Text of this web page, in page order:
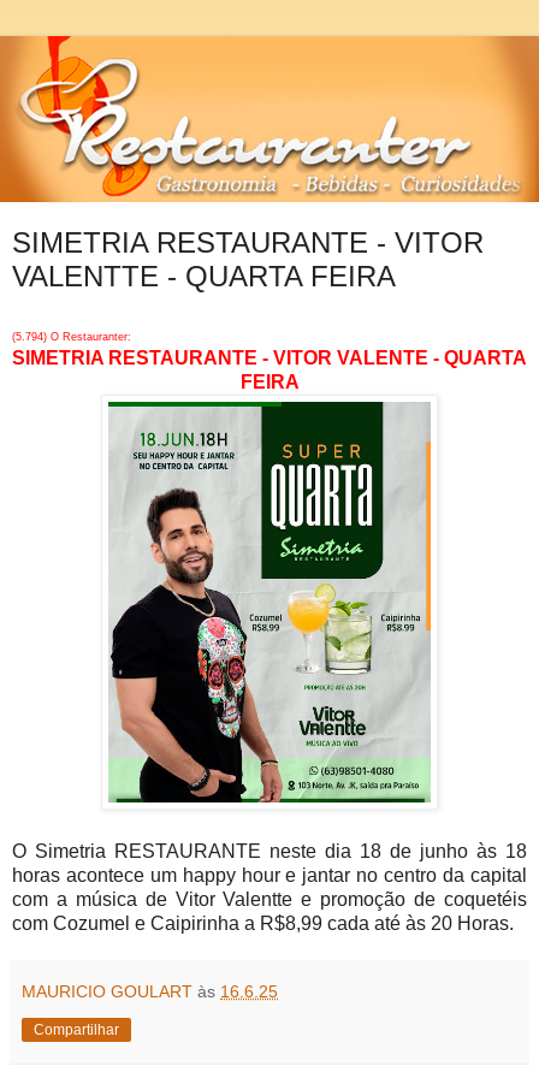
SIMETRIA RESTAURANTE - VITOR
VALENTTE - QUARTA FEIRA
(5.794) O Restauranter:
SIMETRIA RESTAURANTE - VITOR VALENTE - QUARTA
FEIRA
O Simetria RESTAURANTE neste dia 18 de junho às 18
horas acontece um happy hour e jantar no centro da capital
com a música de Vitor Valentte e promoção de coquetéis
com Cozumel e Caipirinha a R$8,99 cada até às 20 Horas.
MAURICIO GOULART às 16.6.25
Compartilhar